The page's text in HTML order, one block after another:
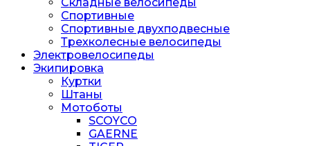
Спортивные
Спортивные двухподвесные
Трехколесные велосипеды
Электровелосипеды
Экипировка
Куртки
Штаны
Мотоботы
SCOYCO
GAERNE